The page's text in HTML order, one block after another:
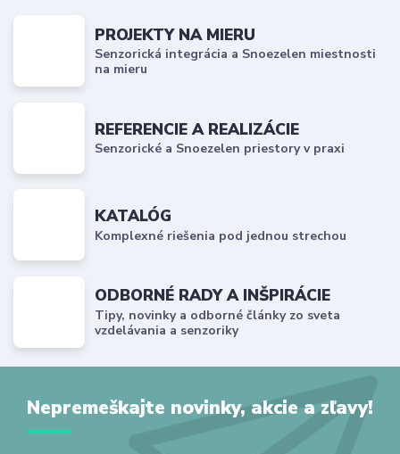
PROJEKTY NA MIERU
Senzorická integrácia a Snoezelen miestnosti
na mieru
REFERENCIE A REALIZÁCIE
Senzorické a Snoezelen priestory v praxi
KATALÓG
Komplexné riešenia pod jednou strechou
ODBORNÉ RADY A INŠPIRÁCIE
Tipy, novinky a odborné články zo sveta
vzdelávania a senzoriky
Nepremeškajte novinky, akcie a zľavy!